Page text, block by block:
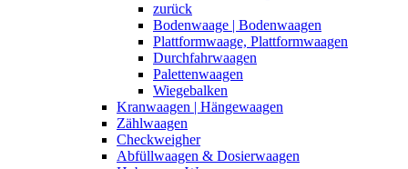
zurück
Bodenwaage | Bodenwaagen
Plattformwaage, Plattformwaagen
Durchfahrwaagen
Palettenwaagen
Wiegebalken
Kranwaagen | Hängewaagen
Zählwaagen
Checkweigher
Abfüllwaagen & Dosierwaagen